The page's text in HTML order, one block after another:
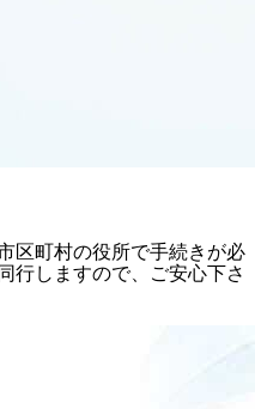
区町村の役所で手続きが必
行しますので、ご安心下さ